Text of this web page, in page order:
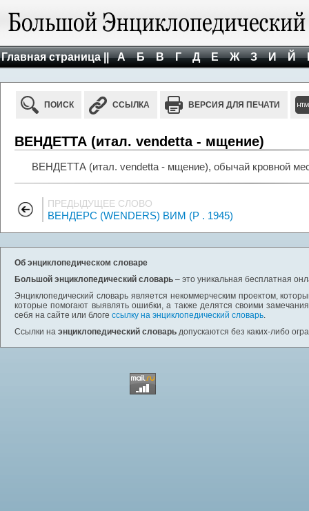
Главная страница || А Б В Г Д Е Ж З И Й
ПОИСК ССЫЛКА ВЕРСИЯ ДЛЯ ПЕЧАТИ
ВЕНДЕТТА (итал. vendetta - мщение)
ВЕНДЕТТА (итал. vendetta - мщение), обычай кровной
ПРЕДЫДУЩЕЕ СЛОВО
ВЕНДЕРС (WENDERS) ВИМ (Р . 1945)
Об энциклопедическом словаре
Большой энциклопедический словарь – это уникальная бесплатная
Энциклопедический словарь является некоммерческим проектом,
которые помогают выявлять ошибки, а также делятся своими
себя на сайте или блоге ссылку на энциклопедический словарь.
Ссылки на энциклопедический словарь допускаются без каких-либо